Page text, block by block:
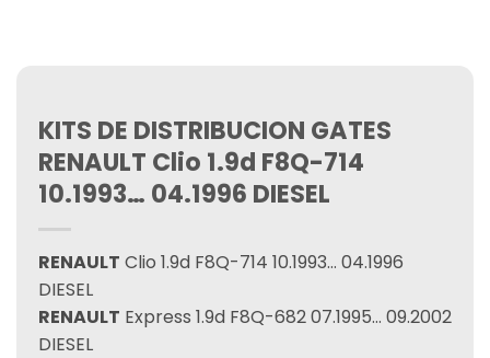
KITS DE DISTRIBUCION GATES
RENAULT Clio 1.9d F8Q-714
10.1993… 04.1996 DIESEL
RENAULT Clio 1.9d F8Q-714 10.1993… 04.1996
DIESEL
RENAULT Express 1.9d F8Q-682 07.1995… 09.2002
DIESEL